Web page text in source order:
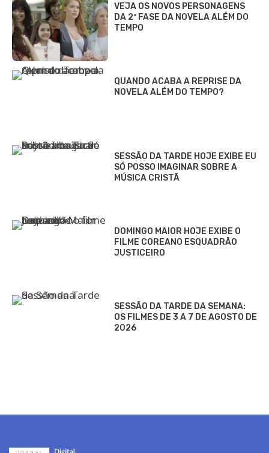
VEJA OS NOVOS PERSONAGENS
DA 2ª FASE DA NOVELA ALÉM DO
TEMPO
QUANDO ACABA A REPRISE DA
NOVELA ALÉM DO TEMPO?
SESSÃO DA TARDE HOJE EXIBE EU
SÓ POSSO IMAGINAR SOBRE A
MÚSICA CRISTÃ
DOMINGO MAIOR HOJE EXIBE O
FILME COREANO ESQUADRÃO
JUSTICEIRO
SESSÃO DA TARDE DA SEMANA:
OS FILMES DE 3 A 7 DE AGOSTO DE
2026